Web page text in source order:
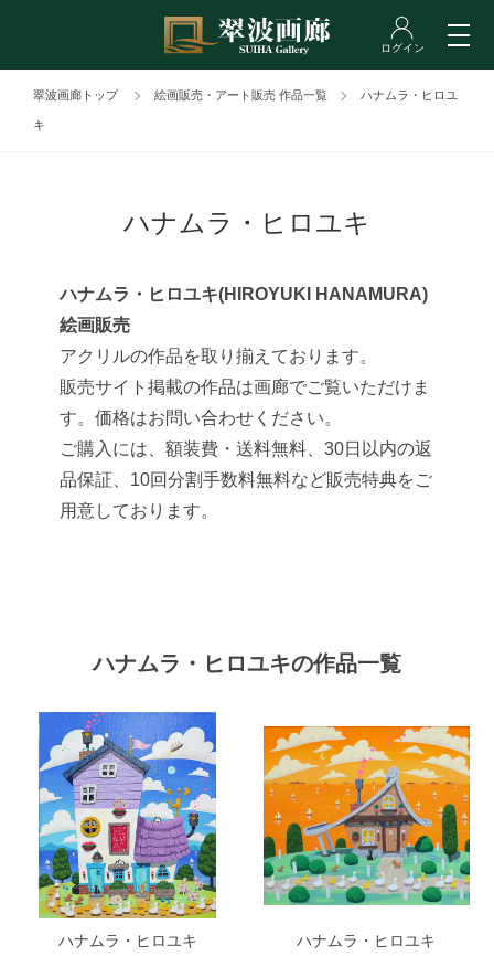
翠波画廊トップ 絵画販売・アート販売 作品一覧 ハナムラ・ヒロユ
キ
ハナムラ・ヒロユキ
ハナムラ・ヒロユキ(HIROYUKI HANAMURA)
絵画販売
アクリルの作品を取り揃えております。
販売サイト掲載の作品は画廊でご覧いただけま
す。価格はお問い合わせください。
ご購入には、額装費・送料無料、30日以内の返
品保証、10回分割手数料無料など販売特典をご
用意しております。
ハナムラ・ヒロユキの作品一覧
ハナムラ・ヒロユキ ハナムラ・ヒロユキ